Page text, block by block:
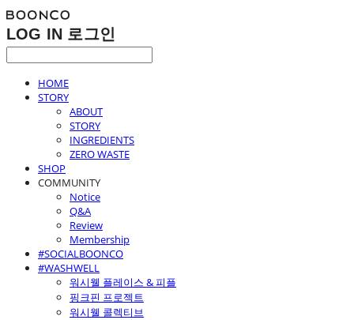
LOG IN 로그인
HOME
STORY
ABOUT
STORY
INGREDIENTS
ZERO WASTE
SHOP
COMMUNITY
Notice
Q&A
Review
Membership
#SOCIALBOONCO
#WASHWELL
워시웰 플레이스 & 피플
핑크핀 프로젝트
워시웰 콜렉티브